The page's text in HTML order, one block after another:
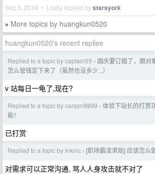
Sep 5, 2018 • Lastly replied bystarsyork
» More topics by huangkun0520
huangkun0520's recent replies
Replied to a topic by captain55 › 国庆要订婚了，跟对
怎么管钱定下来了（虽然也没多少...）
v 站每日一龟了,现在?
Replied to a topic by carson8899 › 体验下站长的打赏
能！
已打赏
Replied to a topic by Inkinc › [职场霸凌求助] 应该怎么
对需求可以正常沟通, 骂人人身攻击就不对了